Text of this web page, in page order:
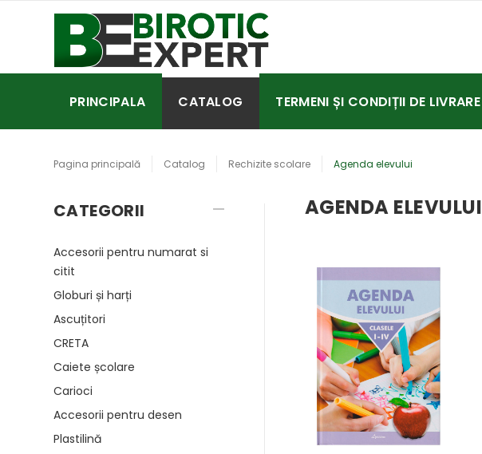
PRINCIPALA CATALOG TERMENI ȘI CONDIȚII DE LIVRARE
Pagina principală Catalog Rechizite scolare Agenda elevului
CATEGORII
Accesorii pentru numarat si
citit
Globuri și harți
Ascuțitori
CRETA
Caiete școlare
Carioci
Accesorii pentru desen
Plastilină
AGENDA ELEVULUI